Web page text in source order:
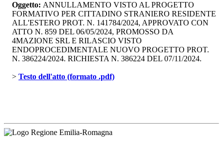
Oggetto: ANNULLAMENTO VISTO AL PROGETTO
FORMATIVO PER CITTADINO STRANIERO RESIDENTE
ALL'ESTERO PROT. N. 141784/2024, APPROVATO CON
ATTO N. 859 DEL 06/05/2024, PROMOSSO DA
4MAZIONE SRL E RILASCIO VISTO
ENDOPROCEDIMENTALE NUOVO PROGETTO PROT.
N. 386224/2024. RICHIESTA N. 386224 DEL 07/11/2024.
> Testo dell'atto (formato .pdf)